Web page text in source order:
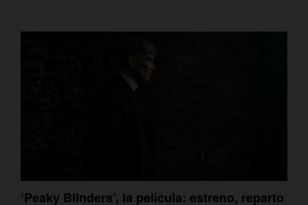
‘Peaky Blinders’, la película: estreno, reparto